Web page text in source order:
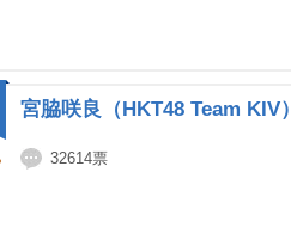
宮脇咲良（HKT48 Team KIV）
32614票